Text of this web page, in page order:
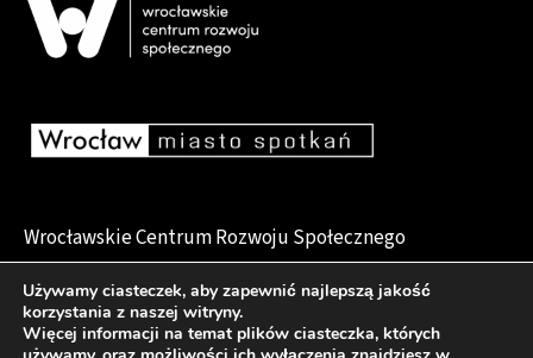
Wrocławskie Centrum Rozwoju Społecznego
pl. Dominikański 6, 50-159 Wrocław
Używamy ciasteczek, aby zapewnić najlepszą jakość
korzystania z naszej witryny.
Więcej informacji na temat plików ciasteczka, których